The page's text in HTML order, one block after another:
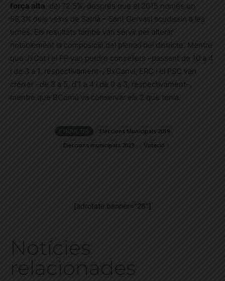
força alta
, del 72,5%, després que el 2015 només un
66,3% dels veïns de Sarrià – Sant Gervasi acudissin a les
urnes. Els resultats també van servir per alterar
notablement la composició del plenari del districte. Mentre
que JxCat i el PP van perdre consellers –passant de 10 a 4
i de 3 a 1, respectivament–, BxCanvi, ERC i el PSC van
créixer –de 3 a 5, d’1 a 4 i de 0 a 3, respectivament–,
mentre que BComú va conservar els 2 que tenia.
ETIQUETES
Eleccions Municipals 2019
Eleccions municipals 2023
Votació
[adrotate banner="28"]
Notícies
relacionades